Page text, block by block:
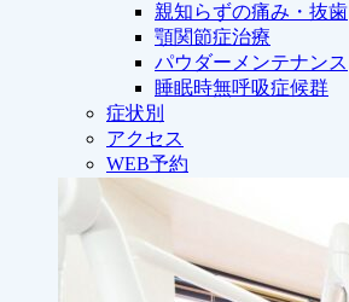
親知らずの痛み・抜歯
顎関節症治療
パウダーメンテナンス
睡眠時無呼吸症候群
症状別
アクセス
WEB予約